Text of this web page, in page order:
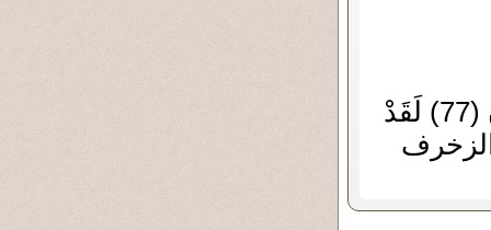
وَنَادَوْا يَا مَالِكُ لِيَقْضِ عَلَيْنَا رَبُّكَ قَالَ إِنَّكُمْ مَاكِثُونَ (77) لَقَدْ